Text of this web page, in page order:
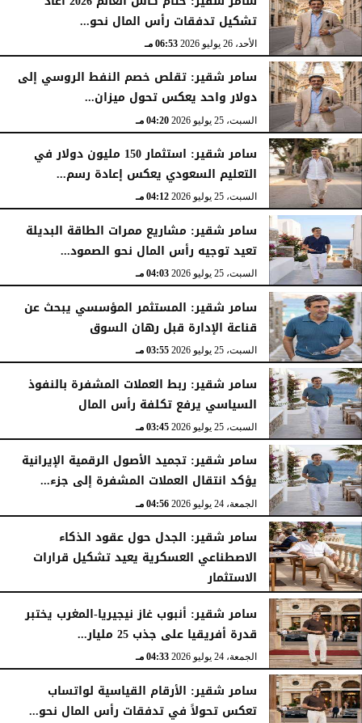
تشكيل تدفقات رأس المال نحو...
الأحد، 26 يوليو 2026 06:53 مـ
سامر شقير: تقلص خصم النفط الروسي إلى
دولار واحد يعكس تحول ميزان...
السبت، 25 يوليو 2026 04:20 مـ
سامر شقير: استثمار 150 مليون دولار في
التعليم السعودي يعكس إعادة رسم...
السبت، 25 يوليو 2026 04:12 مـ
سامر شقير: مشاريع ممرات الطاقة البديلة
تعيد توجيه رأس المال نحو الصمود...
السبت، 25 يوليو 2026 04:03 مـ
سامر شقير: المستثمر المؤسسي يبحث عن
قناعة الإدارة قبل رهان السوق
السبت، 25 يوليو 2026 03:55 مـ
سامر شقير: ربط العملات المشفرة بالنفوذ
السياسي يرفع تكلفة رأس المال
السبت، 25 يوليو 2026 03:45 مـ
سامر شقير: تجميد الأصول الرقمية الإيرانية
يؤكد انتقال العملات المشفرة إلى جزء...
الجمعة، 24 يوليو 2026 04:56 مـ
سامر شقير: الجدل حول عقود الذكاء
الاصطناعي العسكرية يعيد تشكيل قرارات
الاستثمار
الجمعة، 24 يوليو 2026 04:45 مـ
سامر شقير: أنبوب غاز نيجيريا-المغرب يختبر
قدرة أفريقيا على جذب 25 مليار...
الجمعة، 24 يوليو 2026 04:33 مـ
سامر شقير: الأرقام القياسية لواتساب
تعكس تحولاً في تدفقات رأس المال نحو...